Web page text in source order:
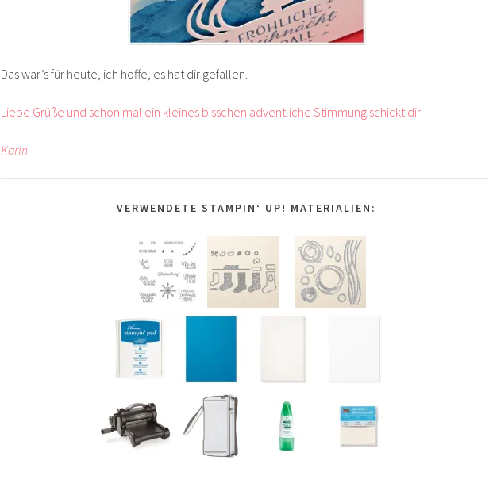
Das war’s für heute, ich hoffe, es hat dir gefallen.
Liebe Grüße und schon mal ein kleines bisschen adventliche Stimmung schickt dir
Karin
VERWENDETE STAMPIN‘ UP! MATERIALIEN: